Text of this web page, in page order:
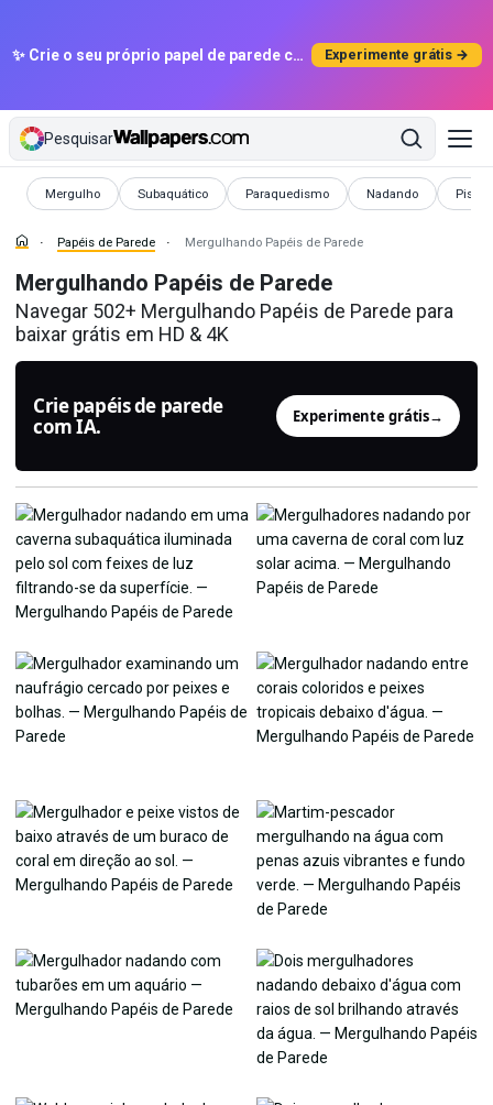
✨ Crie o seu próprio papel de parede com IA Experimente grátis →
Pesquisar
Mergulho
Papéis de ParedeSubaquático
Papéis de Parede Paraquedismo
Papéis de Parede Nadando
Papéis de Parede
Papéis de Parede Mergulhando Papéis de Parede
Mergulhando Papéis de Parede
Navegar 502+ Mergulhando Papéis de Parede para
baixar grátis em HD & 4K
Crie papéis de parede
com IA.
Experimente grátis→